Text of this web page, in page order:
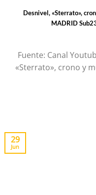
Desnivel, «Sterrato»,
MADRID
Fuente: Canal
«Sterrato», crono y
29
Jun